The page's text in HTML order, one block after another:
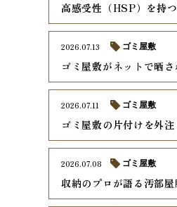
高感受性（HSP）を持
ゴミ屋敷がネットで晒
2026.07.13 ゴミ屋敷
ゴミ屋敷の片付けを外
2026.07.11 ゴミ屋敷
収納のプロが語る汚部
2026.07.08 ゴミ屋敷